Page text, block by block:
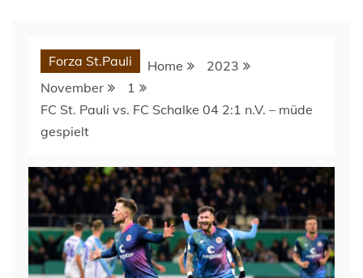
Forza St.Pauli Home
2023
November
1
FC St. Pauli vs. FC Schalke 04 2:1 n.V. – müde
gespielt